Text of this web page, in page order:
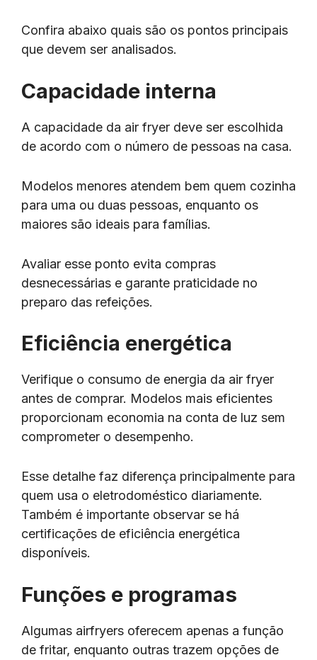
Confira abaixo quais são os pontos principais
que devem ser analisados.
Capacidade interna
A capacidade da air fryer deve ser escolhida
de acordo com o número de pessoas na casa.
Modelos menores atendem bem quem cozinha
para uma ou duas pessoas, enquanto os
maiores são ideais para famílias.
Avaliar esse ponto evita compras
desnecessárias e garante praticidade no
preparo das refeições.
Eficiência energética
Verifique o consumo de energia da air fryer
antes de comprar. Modelos mais eficientes
proporcionam economia na conta de luz sem
comprometer o desempenho.
Esse detalhe faz diferença principalmente para
quem usa o eletrodoméstico diariamente.
Também é importante observar se há
certificações de eficiência energética
disponíveis.
Funções e programas
Algumas airfryers oferecem apenas a função
de fritar, enquanto outras trazem opções de